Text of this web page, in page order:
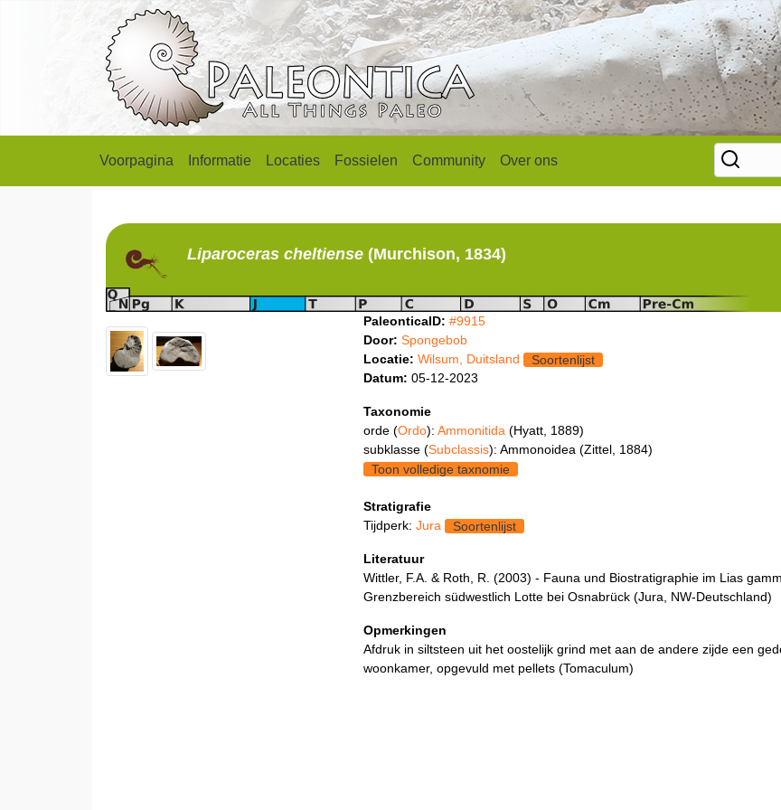
Voorpagina Informatie Locaties Fossielen Community Over ons
Liparocerascheltiense (Murchison, 1834)
PaleonticaID: #9915
Door: Spongebob
Locatie: Wilsum, Duitsland
Soortenlijst
Datum: 05-12-2023
Taxonomie
orde (Ordo): Ammonitida (Hyatt, 1889)
subklasse (Subclassis): Ammonoidea (Zittel, 1884)
Toon volledige taxnomie
Stratigrafie
Tijdperk: Jura Soortenlijst
Literatuur
Wittler, F.A. & Roth, R. (2003) - Fauna und Biostratigraphie im Lias
Grenzbereich südwestlich Lotte bei Osnabrück (Jura, NW-Deutschland)
Opmerkingen
Afdruk in siltsteen uit het oostelijk grind met aan de andere zijde een
woonkamer, opgevuld met pellets (Tomaculum)